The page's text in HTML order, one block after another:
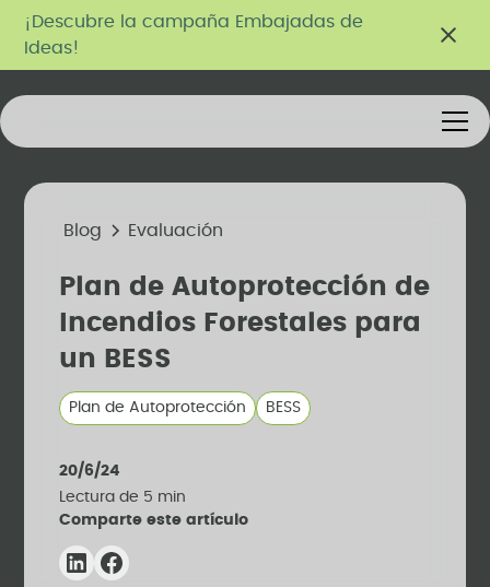
¡Descubre la campaña Embajadas de
Ideas!
Blog Evaluación
Plan de Autoprotección de
Incendios Forestales para
un BESS
Plan de Autoprotección BESS
20/6/24
Lectura de 5 min
Comparte este artículo